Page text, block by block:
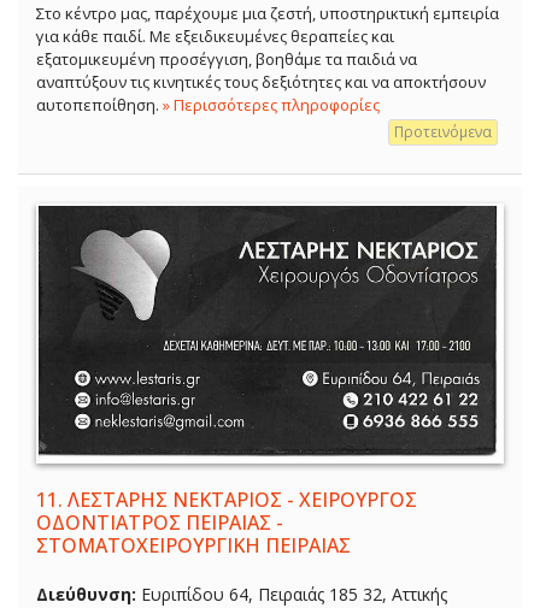
Στο κέντρο μας, παρέχουμε μια ζεστή, υποστηρικτική εμπειρία
για κάθε παιδί. Με εξειδικευμένες θεραπείες και
εξατομικευμένη προσέγγιση, βοηθάμε τα παιδιά να
αναπτύξουν τις κινητικές τους δεξιότητες και να αποκτήσουν
αυτοπεποίθηση. » Περισσότερες πληροφορίες
Προτεινόμενα
11. ΛΕΣΤΑΡΗΣ ΝΕΚΤΑΡΙΟΣ - ΧΕΙΡΟΥΡΓΟΣ
ΟΔΟΝΤΙΑΤΡΟΣ ΠΕΙΡΑΙΑΣ -
ΣΤΟΜΑΤΟΧΕΙΡΟΥΡΓΙΚΗ ΠΕΙΡΑΙΑΣ
Διεύθυνση: Ευριπίδου 64, Πειραιάς 185 32, Αττικής